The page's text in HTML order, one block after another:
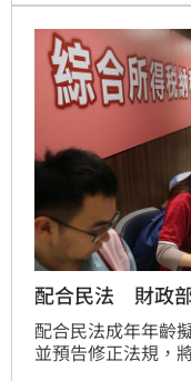
告土地現值計算之
交易所得減除。
配合民法 財政
配合民法成年年齡
並預告修正法規，